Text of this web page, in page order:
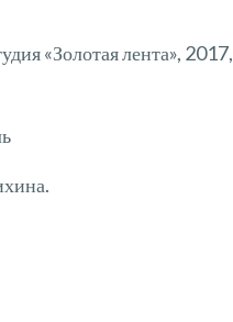
«Золотая лента», 2017,